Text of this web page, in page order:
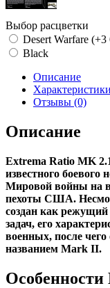
Выбор расцветки
Desert Warfare (+3
Black
Описание
Характеристики
Отзывы (0)
Описание
Extrema Ratio MK
известного
Мировой войны на
пехоты США.
создан как
задач, его
военных, после
названием Mark II.